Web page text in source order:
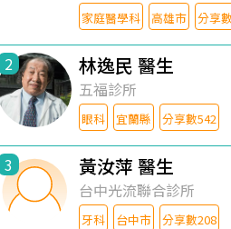
家庭醫學科 高雄市 分享
2 林逸民 醫生
五福診所
眼科 宜蘭縣 分享數542
3 黃汝萍 醫生
台中光流聯合診所
牙科 台中市 分享數208